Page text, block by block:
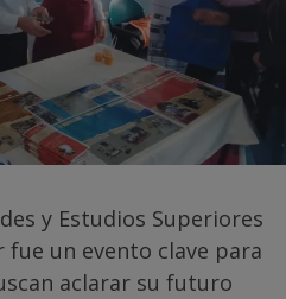
y Estudios Superiores
fue un evento clave para
aclarar su futuro